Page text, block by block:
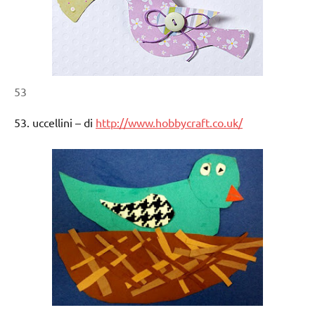
53
53. uccellini – di http://www.hobbycraft.co.uk/